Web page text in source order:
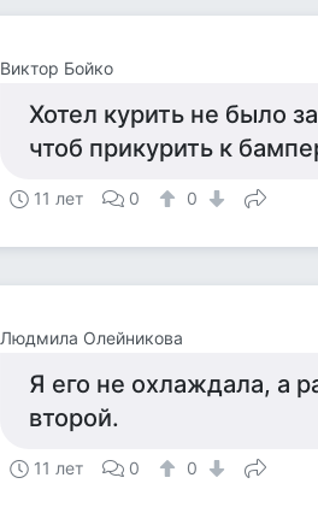
Виктор Бойко
Хотел курить не было
чтоб прикурить к
11 лет 0 0
Людмила Олейникова
Я его не охлаждала, а
второй.
11 лет 0 0